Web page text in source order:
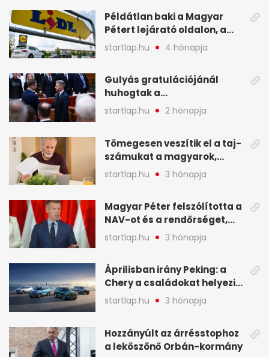
Példátlan baki a Magyar
Pétert lejárató oldalon, a
Lidlnek azonnal lépnie
kellett - A hét legfontosabb
startlap.hu 4 hónapja
Gulyás gratulációjánál
huhogtak a
leghangosabban, miután
Magyart miniszterelnökké
legfontosabb hírei
képekben
startlap.hu 2 hónapja
Tömegesen veszítik el a taj-
számukat a magyarok,
sokak ellen eljárást indít a
NAV - A hét hírei képekben
startlap.hu 3 hónapja
Magyar Péter felszólította a
NAV-ot és a rendőrséget,
tartóztassák le a NER-es
oligarchákat - A hét
startlap.hu 3 hónapja
Áprilisban irány Peking: a
Chery a családokat helyezi
globális mobilitási
programja középpontjába
startlap.hu 3 hónapja
Hozzányúlt az árrésstophoz
a leköszönő Orbán-kormány